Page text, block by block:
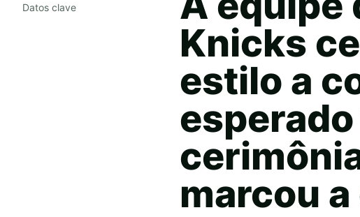
Datos clave
Knicks
estilo a
marcou